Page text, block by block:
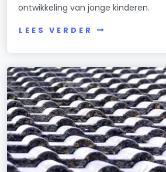
ontwikkeling van jonge kinderen.
LEES VERDER